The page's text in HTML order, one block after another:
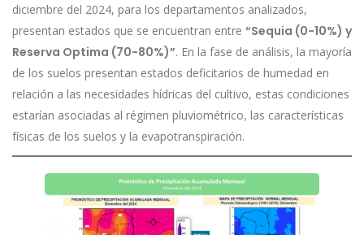
diciembre del 2024, para los departamentos analizados,
presentan estados que se encuentran entre “Sequia (0-10%) y
Reserva Optima (70-80%)”. En la fase de análisis, la mayoría
de los suelos presentan estados deficitarios de humedad en
relación a las necesidades hídricas del cultivo, estas condiciones
estarían asociadas al régimen pluviométrico, las características
físicas de los suelos y la evapotranspiración.